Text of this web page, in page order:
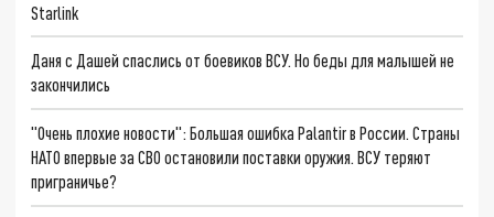
Starlink
Даня с Дашей спаслись от боевиков ВСУ. Но беды для малышей не
закончились
"Очень плохие новости": Большая ошибка Palantir в России. Страны
НАТО впервые за СВО остановили поставки оружия. ВСУ теряют
приграничье?